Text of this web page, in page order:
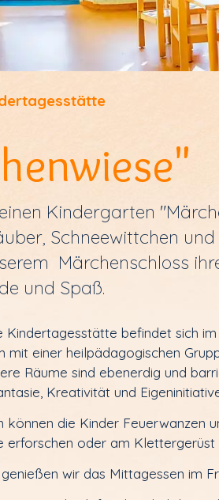
Kindergarten
Schneewittchen
Märchenschloss
und Spaß.
Kindertagesstätte befindet sich
mit einer heilpädagogischen
Räume sind ebenerdig und
Kreativität und
können die Kinder Feuerwanzen
erforschen oder am Klettergerüst
wir das Mittagessen im